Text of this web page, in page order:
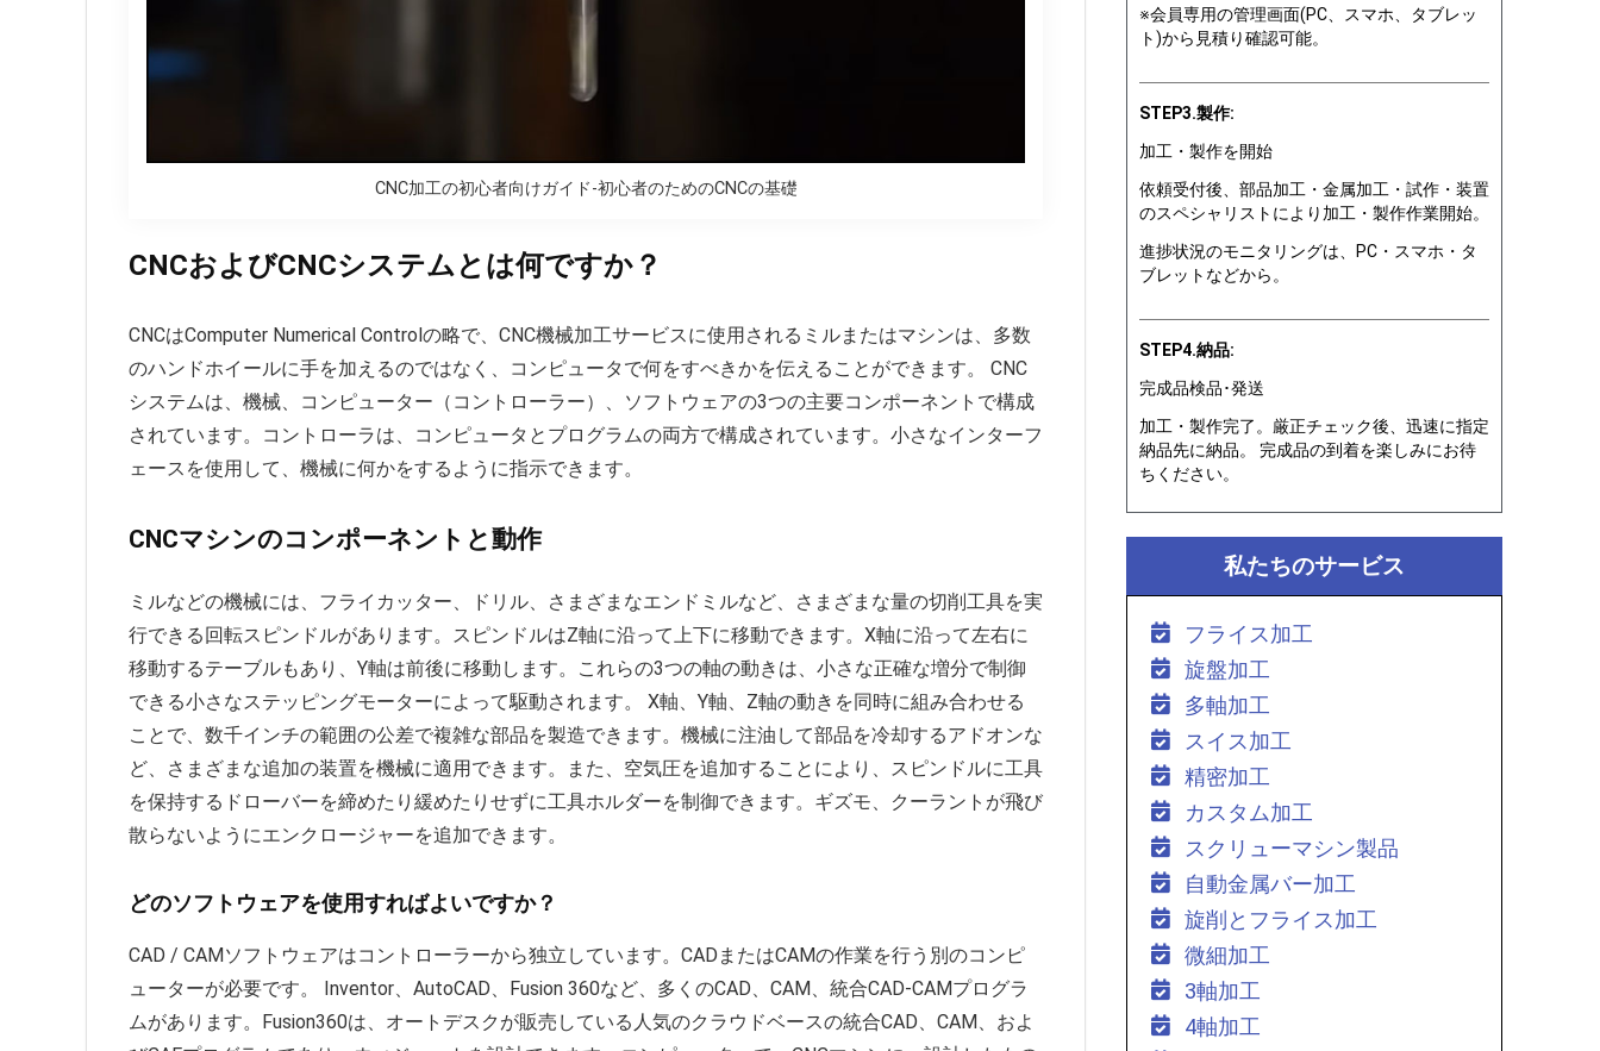
CNC加工の初心者向けガイド-初心者のためのCNCの基礎
CNCおよびCNCシステムとは何ですか？
CNCはComputer Numerical Controlの略で、CNC機械加工サービスに使用されるミルまたはマシンは、多数
のハンドホイールに手を加えるのではなく、コンピュータで何をすべきかを伝えることができます。 CNC
システムは、機械、コンピューター（コントローラー）、ソフトウェアの3つの主要コンポーネントで構成
されています。コントローラは、コンピュータとプログラムの両方で構成されています。小さなインターフ
ェースを使用して、機械に何かをするように指示できます。
CNCマシンのコンポーネントと動作
ミルなどの機械には、フライカッター、ドリル、さまざまなエンドミルなど、さまざまな量の切削工具を実
行できる回転スピンドルがあります。スピンドルはZ軸に沿って上下に移動できます。X軸に沿って左右に
移動するテーブルもあり、Y軸は前後に移動します。これらの3つの軸の動きは、小さな正確な増分で制御
できる小さなステッピングモーターによって駆動されます。 X軸、Y軸、Z軸の動きを同時に組み合わせる
ことで、数千インチの範囲の公差で複雑な部品を製造できます。機械に注油して部品を冷却するアドオンな
ど、さまざまな追加の装置を機械に適用できます。また、空気圧を追加することにより、スピンドルに工具
を保持するドローバーを締めたり緩めたりせずに工具ホルダーを制御できます。ギズモ、クーラントが飛び
散らないようにエンクロージャーを追加できます。
どのソフトウェアを使用すればよいですか？
CAD / CAMソフトウェアはコントローラーから独立しています。CADまたはCAMの作業を行う別のコンピ
ューターが必要です。 Inventor、AutoCAD、Fusion 360など、多くのCAD、CAM、統合CAD-CAMプログラ
ムがあります。Fusion360は、オートデスクが販売している人気のクラウドベースの統合CAD、CAM、およ
※会員専用の管理画面(PC、スマホ、タブレッ
ト)から見積り確認可能。
STEP3.製作:
加工・製作を開始
依頼受付後、部品加工・金属加工・試作・装置
のスペシャリストにより加工・製作作業開始。
進捗状況のモニタリングは、PC・スマホ・タ
ブレットなどから。
STEP4.納品:
完成品検品･発送
加工・製作完了。厳正チェック後、迅速に指定
納品先に納品。 完成品の到着を楽しみにお待
ちください。
私たちのサービス
フライス加工
旋盤加工
多軸加工
スイス加工
精密加工
カスタム加工
スクリューマシン製品
自動金属バー加工
旋削とフライス加工
微細加工
3軸加工
4軸加工